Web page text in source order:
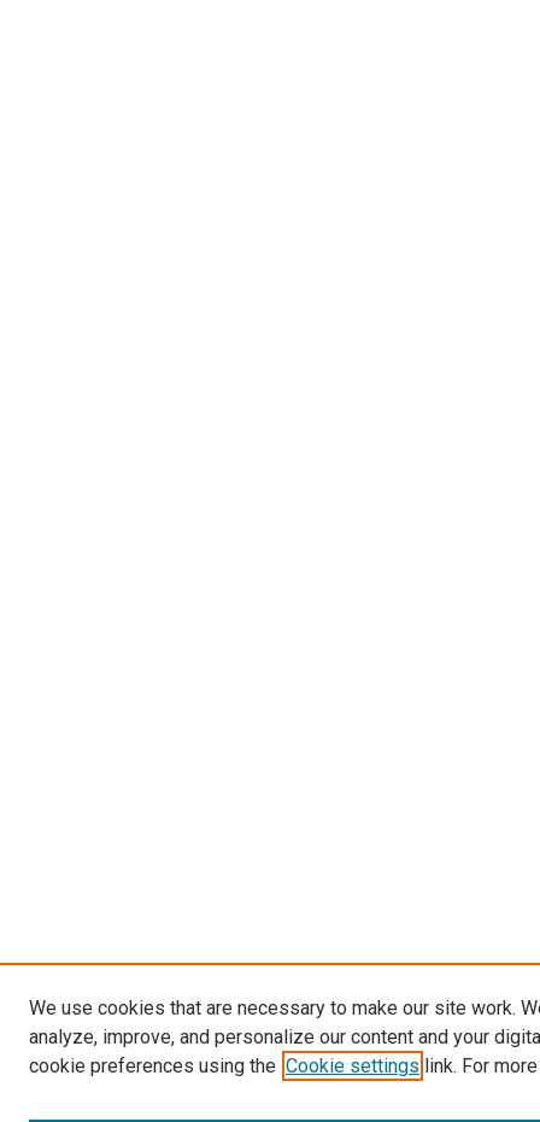
We use cookies that are necessary to make our site work.
analyze, improve, and personalize our content and your
cookie preferences using the Cookie settings link. For